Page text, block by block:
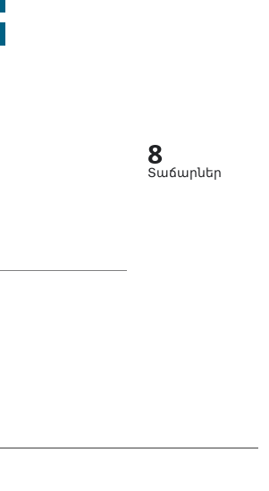
8
Տաճարներ